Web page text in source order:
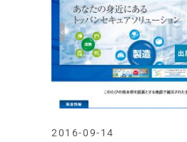
2016-09-14